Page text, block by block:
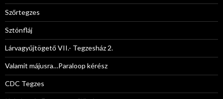
Szőrtegzes
Sztónfláj
Lárvagyűjtögető VII.- Tegzesház 2.
Valamit májusra…Paraloop kérész
CDC Tegzes